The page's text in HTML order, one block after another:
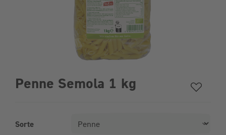
Penne Semola 1 kg
Sorte